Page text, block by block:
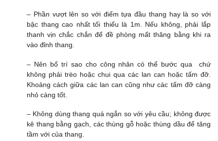
– Phần vượt lên so với điểm tựa đầu thang hay là so với
bậc thang cao nhất tối thiểu là 1m. Nếu không, phải lắp
thanh vịn chắc chắn để đề phòng mất thăng bằng khi ra
vào đỉnh thang.
– Nên bố trí sao cho công nhân có thể bước qua chứ
không phải trèo hoặc chui qua các lan can hoặc tấm đỡ.
Khoảng cách giữa các lan can cũng như các tấm đỡ càng
nhỏ càng tốt.
– Không dùng thang quá ngắn so với yêu cầu; không được
kê thang bằng gạch, các thùng gỗ hoặc thùng dầu để tăng
tầm với của thang.